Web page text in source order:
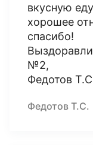
вкусную
хорошее
спасибо!
№2,
Федотов
Федотов Т.С.